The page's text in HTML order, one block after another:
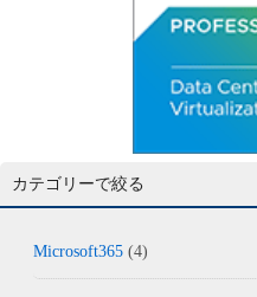
カテゴリーで絞る
Microsoft365 (4)